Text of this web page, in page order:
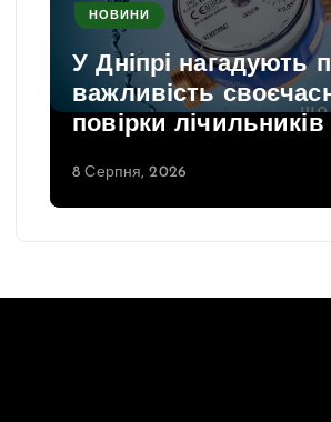
НОВИНИ
У Дніпрі нагадують
важливість
повірки
8 Серпня, 2026